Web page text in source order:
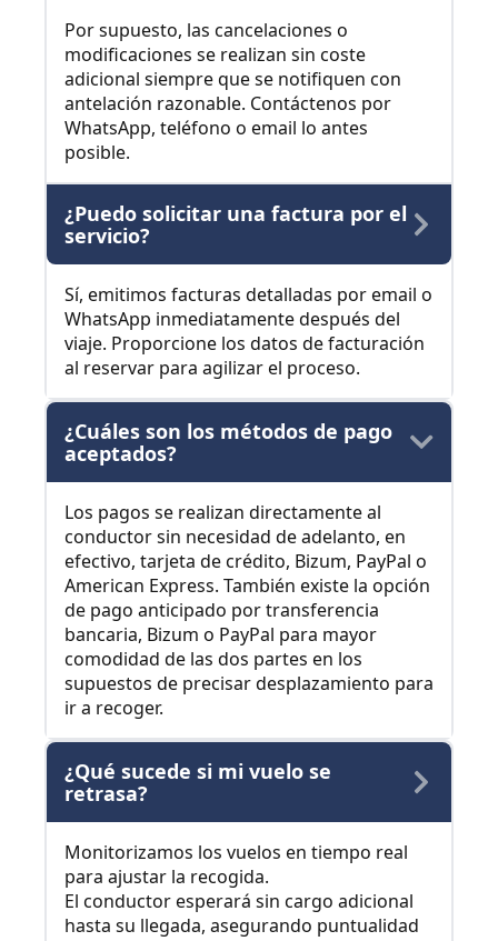
Por supuesto, las cancelaciones o
modificaciones se realizan sin coste
adicional siempre que se notifiquen con
antelación razonable. Contáctenos por
WhatsApp, teléfono o email lo antes
posible.
¿Puedo solicitar una factura por el
servicio?
Sí, emitimos facturas detalladas por email o
WhatsApp inmediatamente después del
viaje. Proporcione los datos de facturación
al reservar para agilizar el proceso.
¿Cuáles son los métodos de pago
aceptados?
Los pagos se realizan directamente al
conductor sin necesidad de adelanto, en
efectivo, tarjeta de crédito, Bizum, PayPal o
American Express. También existe la opción
de pago anticipado por transferencia
bancaria, Bizum o PayPal para mayor
comodidad de las dos partes en los
supuestos de precisar desplazamiento para
ir a recoger.
¿Qué sucede si mi vuelo se
retrasa?
Monitorizamos los vuelos en tiempo real
para ajustar la recogida.
El conductor esperará sin cargo adicional
hasta su llegada, asegurando puntualidad